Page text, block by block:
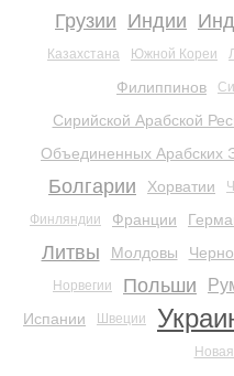
Грузии Индии
Казахстана Южной Кореи
Филиппинов
Сирийской Арабской
Объединенных Арабских
Болгарии Хорватии
Финляндии Франции
Литвы
Молдовы
Норвегии Польши
Испании Швеции